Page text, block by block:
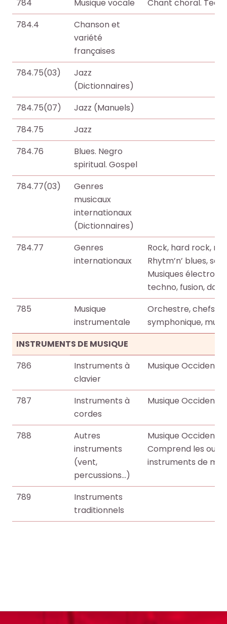
784 Musique vocale
Chant choral.
784.4
Chanson et
variété
françaises
784.75(03)
Jazz
(Dictionnaires)
784.75(07)
Jazz (Manuels)
784.75
Jazz
784.76
Blues. Negro
spiritual. Gospel
784.77(03)
Genres
musicaux
internationaux
(Dictionnaires)
784.77
Genres
internationaux
Rock, hard rock,
Rhytm’n’ blues,
Musiques
techno, fusion,
785
Musique
instrumentale
Orchestre, chefs
symphonique,
INSTRUMENTS DE MUSIQUE
786
Instruments à
clavier
Musique
787
Instruments à
cordes
Musique
788
Autres
instruments
(vent,
percussions…)
Musique
Comprend les
instruments de
789
Instruments
traditionnels